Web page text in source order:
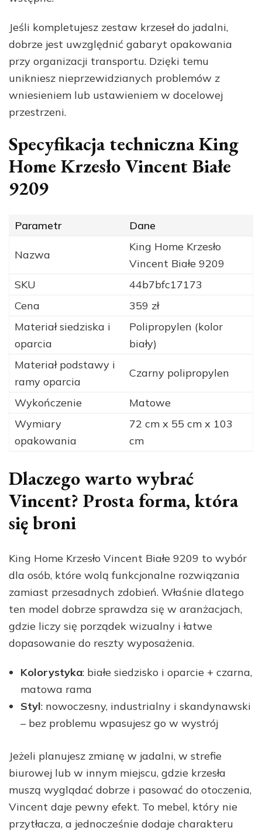
Jeśli kompletujesz zestaw krzeseł do jadalni,
dobrze jest uwzględnić gabaryt opakowania
przy organizacji transportu. Dzięki temu
unikniesz nieprzewidzianych problemów z
wniesieniem lub ustawieniem w docelowej
przestrzeni.
Specyfikacja techniczna King
Home Krzesło Vincent Białe
9209
Parametr Dane
Nazwa
King Home Krzesło
Vincent Białe 9209
SKU
44b7bfc17173
Cena
359 zł
Materiał siedziska i
oparcia
Polipropylen (kolor
biały)
Materiał podstawy i
ramy oparcia
Czarny polipropylen
Wykończenie
Matowe
Wymiary
opakowania
72 cm x 55 cm x 103
cm
Dlaczego warto wybrać
Vincent? Prosta forma, która
się broni
King Home Krzesło Vincent Białe 9209 to wybór
dla osób, które wolą funkcjonalne rozwiązania
zamiast przesadnych zdobień. Właśnie dlatego
ten model dobrze sprawdza się w aranżacjach,
gdzie liczy się porządek wizualny i łatwe
dopasowanie do reszty wyposażenia.
Kolorystyka: białe siedzisko i oparcie + czarna,
matowa rama
Styl: nowoczesny, industrialny i skandynawski
– bez problemu wpasujesz go w wystrój
Jeżeli planujesz zmianę w jadalni, w strefie
biurowej lub w innym miejscu, gdzie krzesła
muszą wyglądać dobrze i pasować do otoczenia,
Vincent daje pewny efekt. To mebel, który nie
przytłacza, a jednocześnie dodaje charakteru